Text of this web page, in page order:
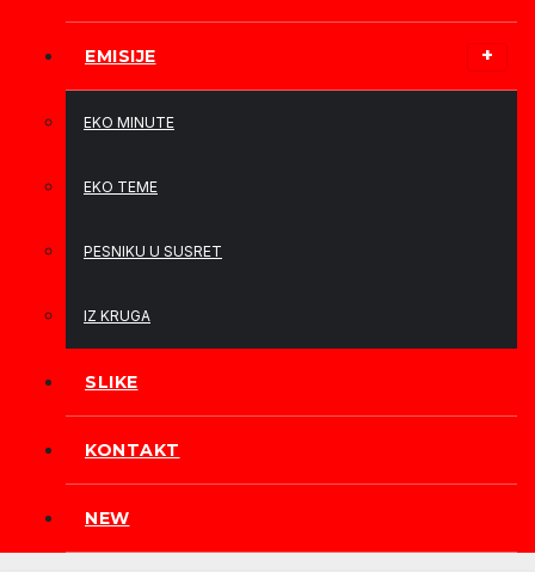
EMISIJE
EKO MINUTE
EKO TEME
PESNIKU U SUSRET
IZ KRUGA
SLIKE
KONTAKT
NEW